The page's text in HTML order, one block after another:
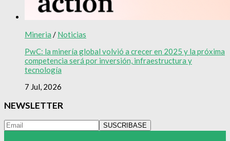
Mineria / Noticias
PwC: la minería global volvió a crecer en 2025 y la próxima
competencia será por inversión, infraestructura y
tecnología
7 Jul, 2026
NEWSLETTER